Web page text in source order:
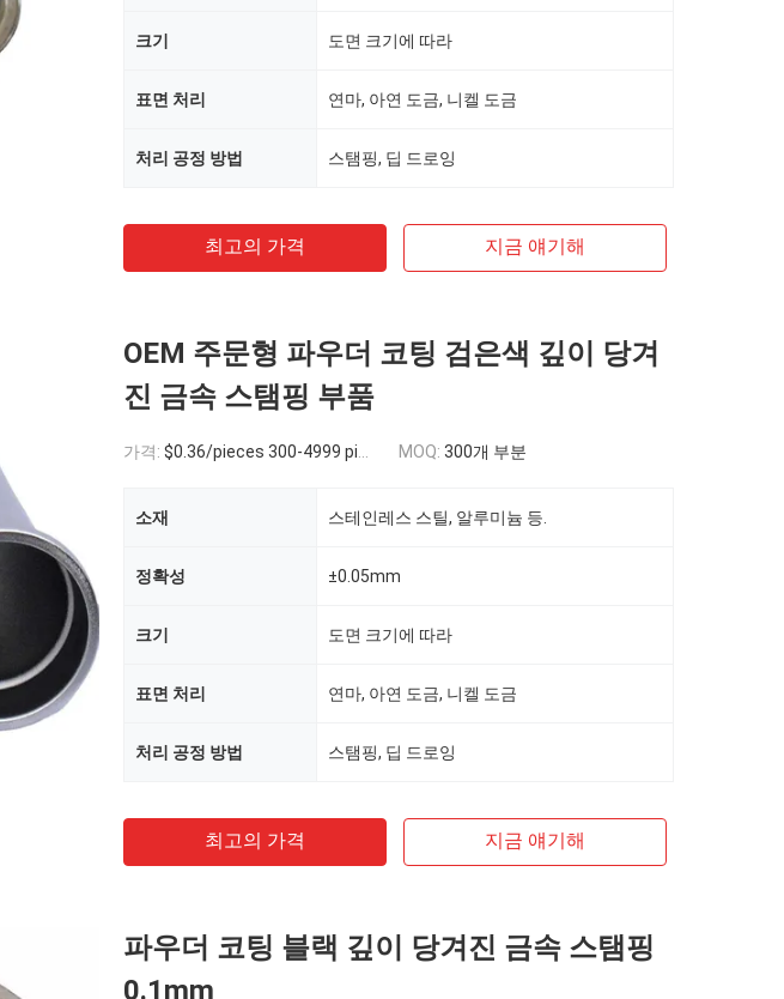
크기 도면 크기에 따라
표면 처리 연마, 아연 도금, 니켈 도금
처리 공정 방법 스탬핑, 딥 드로잉
최고의 가격 지금 얘기해
OEM 주문형 파우더 코팅 검은색 깊이 당겨
진 금속 스탬핑 부품
가격: $0.36/pieces 300-4999 pieces MOQ: 300개 부분
소재 스테인레스 스틸, 알루미늄 등.
정확성 ±0.05mm
크기 도면 크기에 따라
표면 처리 연마, 아연 도금, 니켈 도금
처리 공정 방법 스탬핑, 딥 드로잉
최고의 가격 지금 얘기해
파우더 코팅 블랙 깊이 당겨진 금속 스탬핑
0.1mm